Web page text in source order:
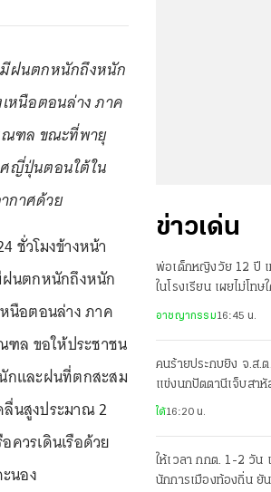
ฝนตกหนักถึงหนัก
หนือตอนล่าง ภาค
ณฑล ขณะที่พายุ
ศญี่ปุ่นตอนใต้ใน
กาศด้วย
ชั่วโมงข้างหน้า
ฝนตกหนักถึงหนัก
นือตอนล่าง ภาค
ฑล ขอให้ประชาชน
กและฝนที่ตกสะสม
นสูงประมาณ 2
ควรเดินเรือด้วย
นอง
ข่าวเด่น
พ่อเด็กหญิงวัย 12 ปี เ
ในโรงเรียน เผยไม่โทษ
อาชญากรรม16:45 น.
คนร้ายประกบยิง จ.ส.
แข่งนกปัตตานีเจ็บสาหั
ระดมกำลังล่าตัว
ใต้16:20 น.
ให้เวลา กกต. 1-2 วัน
นักการเมืองท้องถิ่น ยั